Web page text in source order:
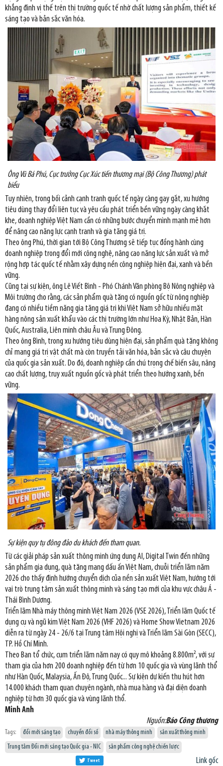
khẳng định vị thế trên thị trường quốc tế nhờ chất lượng sản phẩm, thiết kế
sáng tạo và bản sắc văn hóa.
Ông Vũ Bá Phú, Cục trưởng Cục Xúc tiến thương mại (Bộ Công Thương) phát
biểu
Tuy nhiên, trong bối cảnh cạnh tranh quốc tế ngày càng gay gắt, xu hướng
tiêu dùng thay đổi liên tục và yêu cầu phát triển bền vững ngày càng khắt
khe, doanh nghiệp Việt Nam cần có những bước chuyển mình mạnh mẽ hơn
để nâng cao năng lực cạnh tranh và gia tăng giá trị.
Theo ông Phú, thời gian tới Bộ Công Thương sẽ tiếp tục đồng hành cùng
doanh nghiệp trong đổi mới công nghệ, nâng cao năng lực sản xuất và mở
rộng hợp tác quốc tế nhằm xây dựng nền công nghiệp hiện đại, xanh và bền
vững.
Cũng tại sự kiện, ông Lê Viết Bình - Phó Chánh Văn phòng Bộ Nông nghiệp và
Môi trường cho rằng, các sản phẩm quà tặng có nguồn gốc từ nông nghiệp
đang có nhiều tiềm năng gia tăng giá trị khi Việt Nam sở hữu nhiều mặt
hàng nông sản xuất khẩu vào các thị trường lớn như Hoa Kỳ, Nhật Bản, Hàn
Quốc, Australia, Liên minh châu Âu và Trung Đông.
Theo ông Bình, trong xu hướng tiêu dùng hiện đại, sản phẩm quà tặng không
chỉ mang giá trị vật chất mà còn truyền tải văn hóa, bản sắc và câu chuyện
của quốc gia sản xuất. Do đó, doanh nghiệp cần chú trọng chế biến sâu, nâng
cao chất lượng, truy xuất nguồn gốc và phát triển theo hướng xanh, bền
vững.
Sự kiện quy tụ đông đảo du khách đến tham quan.
Từ các giải pháp sản xuất thông minh ứng dụng AI, Digital Twin đến những
sản phẩm gia dụng, quà tặng mang dấu ấn Việt Nam, chuỗi triển lãm năm
2026 cho thấy định hướng chuyển dịch của nền sản xuất Việt Nam, hướng tới
vai trò trung tâm sản xuất thông minh và sáng tạo mới của khu vực châu Á -
Thái Bình Dương.
Triển lãm Nhà máy thông minh Việt Nam 2026 (VSE 2026), Triển lãm Quốc tế
dụng cụ và ngũ kim Việt Nam 2026 (VHF 2026) và Home Show Vietnam 2026
diễn ra từ ngày 24 - 26/6 tại Trung tâm Hội nghị và Triển lãm Sài Gòn (SECC),
TP. Hồ Chí Minh.
Theo Ban tổ chức, cụm triển lãm năm nay có quy mô khoảng 8.800m², với sự
tham gia của hơn 200 doanh nghiệp đến từ hơn 10 quốc gia và vùng lãnh thổ
như Hàn Quốc, Malaysia, Ấn Độ, Trung Quốc... Sự kiện dự kiến thu hút hơn
14.000 khách tham quan chuyên ngành, nhà mua hàng và đại diện doanh
nghiệp từ hơn 30 quốc gia và vùng lãnh thổ.
Minh Anh
Nguồn:Báo Công thương
Tags: đổi mới sáng tạo chuyển đổi số nhà máy thông minh
sản xuất thông minh
Trung tâm Đổi mới sáng tạo Quốc gia - NIC
sản phẩm công nghệ chiến lược
Link gốc
Tweet